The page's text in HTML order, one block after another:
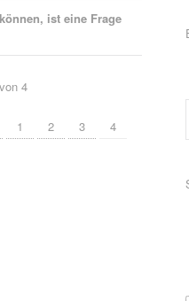
ist eine Frage
4
1 2 3 4